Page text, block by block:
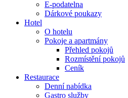
E-podatelna
Dárkové poukazy
Hotel
O hotelu
Pokoje a apartmány
Přehled pokojů
Rozmístění pokojů
Ceník
Restaurace
Denní nabídka
Gastro služby